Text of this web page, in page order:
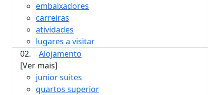
embaixadores
carreiras
atividades
lugares a visitar
02.
Alojamento
[Ver mais]
junior suites
quartos superior